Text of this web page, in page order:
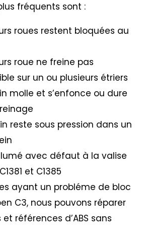
fréquents sont :
roues restent bloquées au
roue ne freine pas
sur un ou plusieurs étriers
molle et s’enfonce ou dure
reste sous pression dans un
avec défaut à la valise
et C1385
ayant un probléme de bloc
C3, nous pouvons réparer
références d’ABS sans